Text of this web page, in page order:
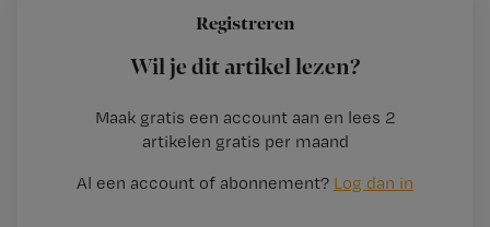
Registreren
Wil je dit artikel lezen?
Maak gratis een account aan en lees 2
artikelen gratis per maand
Al een account of abonnement? Log dan in